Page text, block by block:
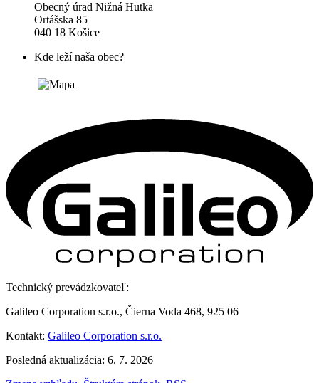
Obecný úrad Nižná Hutka
Ortášska 85
040 18 Košice
Kde leží naša obec?
Technický prevádzkovateľ:
Galileo Corporation s.r.o., Čierna Voda 468, 925 06
Kontakt: Galileo Corporation s.r.o.
Posledná aktualizácia: 6. 7. 2026